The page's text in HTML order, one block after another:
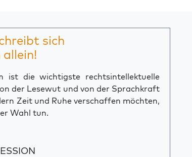
sich
allein!
ist die wichtigste rechtsintellektuelle
der Lesewut und von der Sprachkraft
Zeit und Ruhe verschaffen möchten,
Wahl tun.